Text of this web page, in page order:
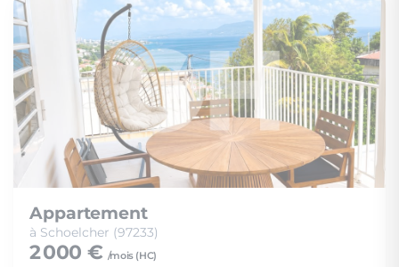
Appartement
à Schoelcher (97233)
2 000 € /mois (HC)